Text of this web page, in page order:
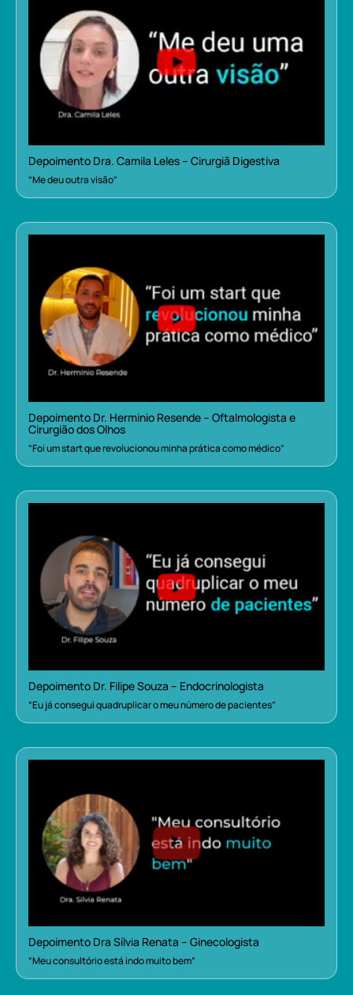
Depoimento Dra. Camila Leles – Cirurgiã Digestiva
“Me deu outra visão”
Depoimento Dr. Herminio Resende – Oftalmologista e
Cirurgião dos Olhos
“Foi um start que revolucionou minha prática como médico”
Depoimento Dr. Filipe Souza – Endocrinologista
“Eu já consegui quadruplicar o meu número de pacientes”
Depoimento Dra Sílvia Renata – Ginecologista
“Meu consultório está indo muito bem”